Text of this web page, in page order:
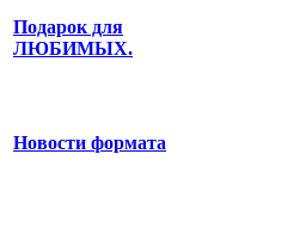
Подарок для
ЛЮБИМЫХ.
Новости формата